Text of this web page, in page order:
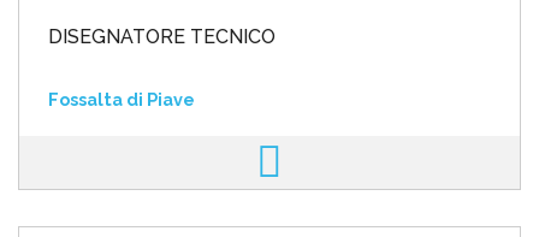
DISEGNATORE TECNICO
Fossalta di Piave